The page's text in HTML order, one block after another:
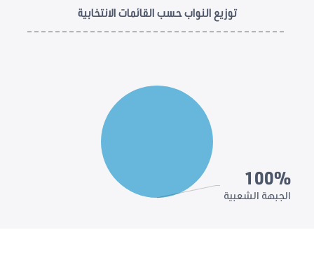
توزيع النواب حسب القائمات الانتخابية
100%
الجبهة الشعبية